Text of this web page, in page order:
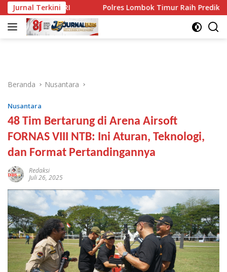
Langsung
ke
konten
Jurnal Terkini
RI Polres Lombok Timur Raih Predikat A,
Beranda Nusantara
Nusantara
48 Tim Bertarung di Arena Airsoft
FORNAS VIII NTB: Ini Aturan, Teknologi,
dan Format Pertandingannya
Redaksi
Juli 26, 2025